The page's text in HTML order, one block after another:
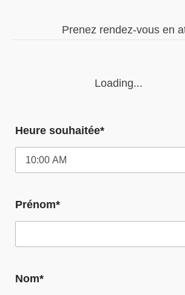
Prenez rendez-vous en
Loading...
Heure souhaitée*
Prénom*
Nom*